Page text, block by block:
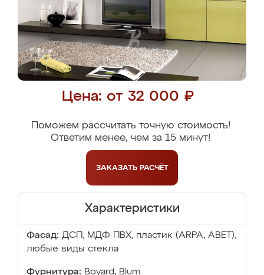
Цена: от 32 000 ₽
Поможем рассчитать точную стоимость!
Ответим менее, чем за 15 минут!
ЗАКАЗАТЬ РАСЧЁТ
Характеристики
Фасад: ДСП, МДФ ПВХ, пластик (ARPA, ABET),
любые виды стекла
Фурнитура: Boyard, Blum